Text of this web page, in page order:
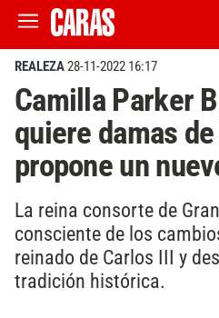
REALEZA28-11-2022 16:17
Camilla Parker
quiere damas
propone un
La reina consorte de
consciente de los
reinado de Carlos III y
tradición histórica.